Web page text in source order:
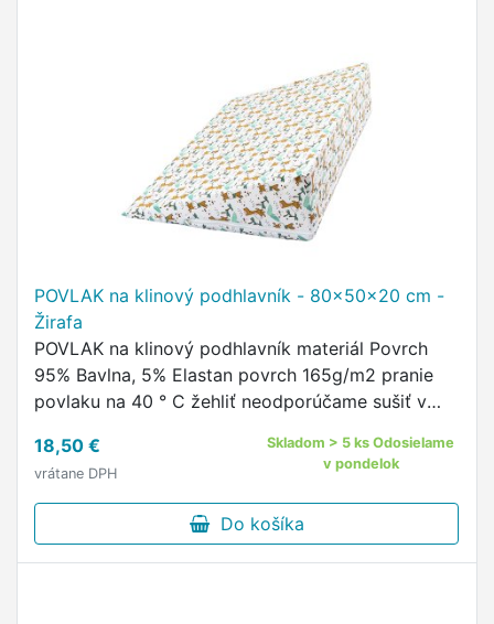
POVLAK na klinový podhlavník - 80x50x20 cm -
Žirafa
POVLAK na klinový podhlavník materiál Povrch
95% Bavlna, 5% Elastan povrch 165g/m2 pranie
povlaku na 40 ° C žehliť neodporúčame sušiť v
náhradný povlak na klinový …
18,50 €
vrátane DPH
Skladom > 5 ks Odosielame
v pondelok
Do košíka